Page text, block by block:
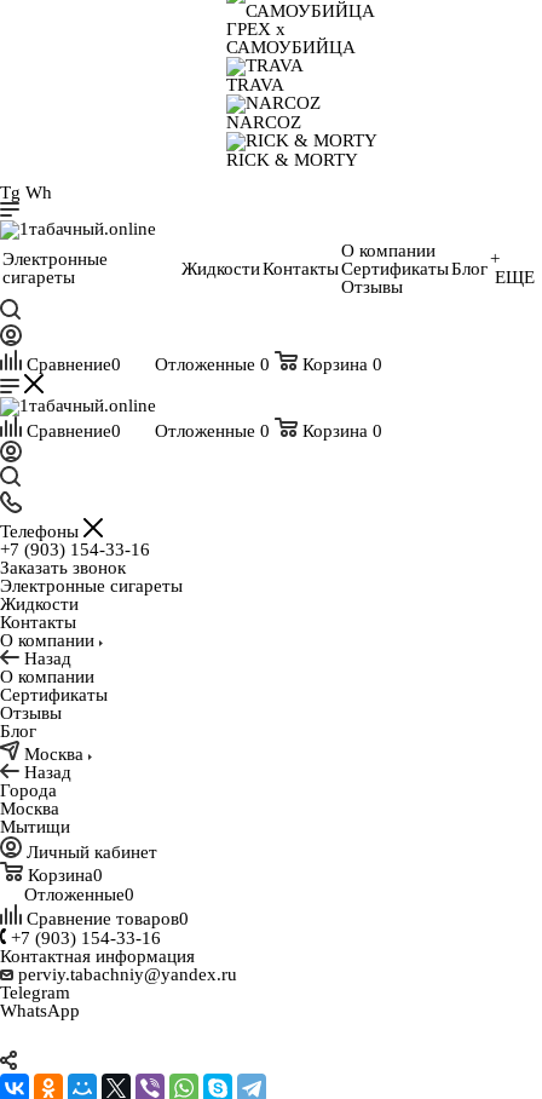
ГРЕХ х
САМОУБИЙЦА
TRAVA
NARCOZ
RICK & MORTY
Tg Wh
Электронные
сигареты
ЖидкостиКонтакты
О компании
Сертификаты
Отзывы
Блог+
ЕЩЕ
Сравнение0 Отложенные 0 Корзина 0
Сравнение0 Отложенные 0 Корзина 0
Телефоны
+7 (903) 154-33-16
Заказать звонок
Электронные сигареты
Жидкости
Контакты
О компании
Назад
О компании
Сертификаты
Отзывы
Блог
Москва
Назад
Города
Москва
Мытищи
Личный кабинет
Корзина0
Отложенные0
Сравнение товаров0
+7 (903) 154-33-16
Контактная информация
perviy.tabachniy@yandex.ru
Telegram
WhatsApp